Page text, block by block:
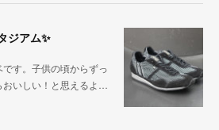
ジアム✨
す。子供の頃からずっ
おいしい！と思えるよ…